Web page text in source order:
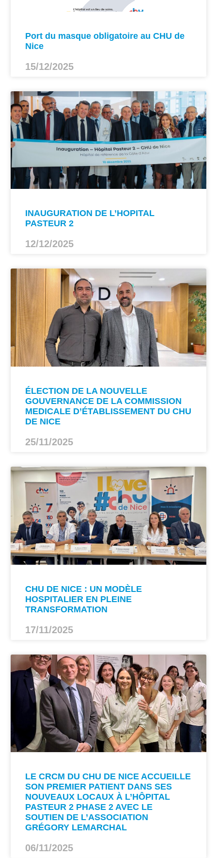
Port du masque obligatoire au CHU de
Nice
15/12/2025
INAUGURATION DE L’HOPITAL
PASTEUR 2
12/12/2025
ÉLECTION DE LA NOUVELLE
GOUVERNANCE DE LA COMMISSION
MEDICALE D’ÉTABLISSEMENT DU CHU
DE NICE
25/11/2025
CHU DE NICE : UN MODÈLE
HOSPITALIER EN PLEINE
TRANSFORMATION
17/11/2025
LE CRCM DU CHU DE NICE ACCUEILLE
SON PREMIER PATIENT DANS SES
NOUVEAUX LOCAUX À L’HÔPITAL
PASTEUR 2 PHASE 2 AVEC LE
SOUTIEN DE L’ASSOCIATION
GRÉGORY LEMARCHAL
06/11/2025